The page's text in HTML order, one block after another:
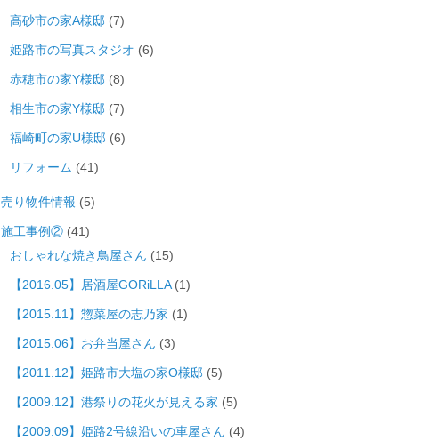
高砂市の家A様邸 (7)
姫路市の写真スタジオ (6)
赤穂市の家Y様邸 (8)
相生市の家Y様邸 (7)
福崎町の家U様邸 (6)
リフォーム (41)
売り物件情報 (5)
施工事例② (41)
おしゃれな焼き鳥屋さん (15)
【2016.05】居酒屋GORiLLA(1)
【2015.11】惣菜屋の志乃家 (1)
【2015.06】お弁当屋さん (3)
【2011.12】姫路市大塩の家O様邸 (5)
【2009.12】港祭りの花火が見える家 (5)
【2009.09】姫路2号線沿いの車屋さん (4)